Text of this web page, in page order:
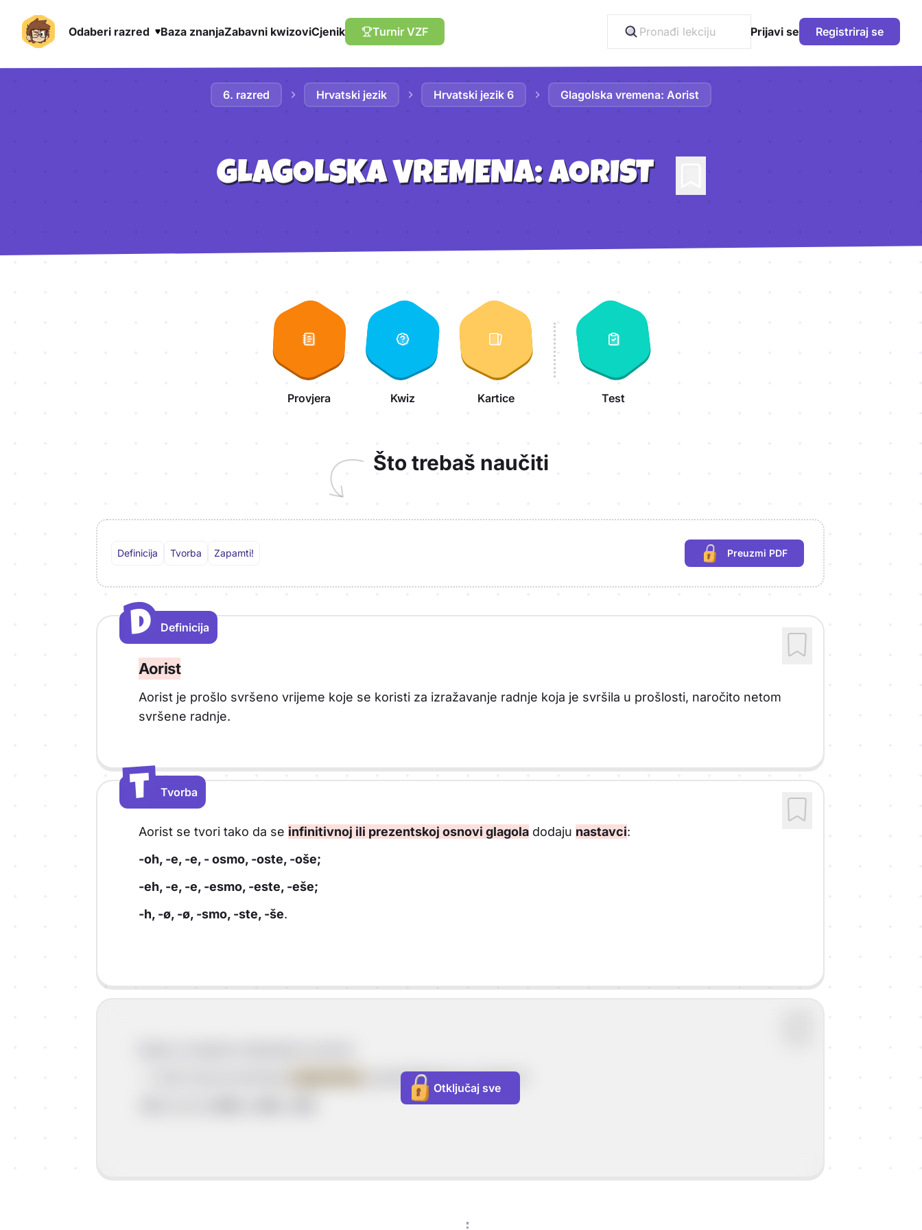
Odaberi razred Baza znanjaZabavni kwizoviCjenik Turnir VZF Prijavi se Registriraj se
6. razred
Hrvatski jezik Hrvatski jezik 6 Glagolska vremena: Aorist
GLAGOLSKA VREMENA: AORIST
Provjera Kwiz Kartice Test
Što trebaš naučiti
Definicija Tvorba Zapamti! Preuzmi PDF
(potrebna prijava)
D
D
Definicija
Aorist
Aorist je prošlo svršeno vrijeme koje se koristi za izražavanje radnje koja je svršila u prošlosti, naročito netom
svršene radnje.
T
T
Tvorba
Aorist se tvori tako da se infinitivnoj ili prezentskoj osnovi glagola dodaju nastavci:
-oh, -e, -e, - osmo, -oste, -oše;
-eh, -e, -e, -esmo, -este, -eše;
-h, -ø, -ø, -smo, -ste, -še.
, upotrebljavaju se nastavci:
Otključaj sve